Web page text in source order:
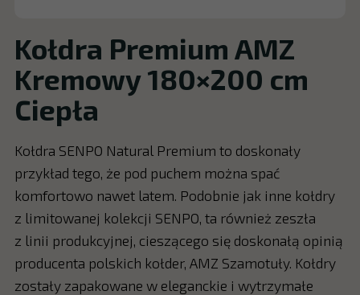
Kołdra Premium AMZ
Kremowy 180×200 cm
Ciepła
Kołdra SENPO Natural Premium to doskonały
przykład tego, że pod puchem można spać
komfortowo nawet latem. Podobnie jak inne kołdry
z limitowanej kolekcji SENPO, ta również zeszła
z linii produkcyjnej, cieszącego się doskonałą opinią
producenta polskich kołder, AMZ Szamotuły. Kołdry
zostały zapakowane w eleganckie i wytrzymałe